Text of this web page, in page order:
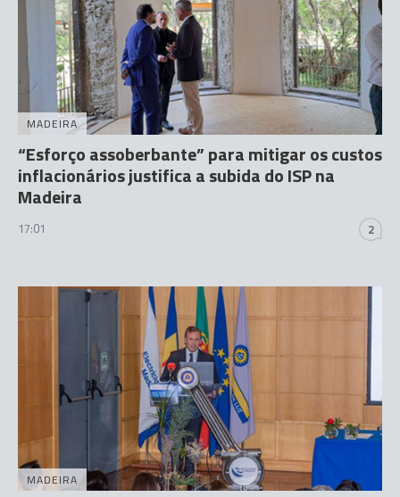
MADEIRA
“Esforço assoberbante” para mitigar os custos
inflacionários justifica a subida do ISP na
Madeira
17:01 2
MADEIRA